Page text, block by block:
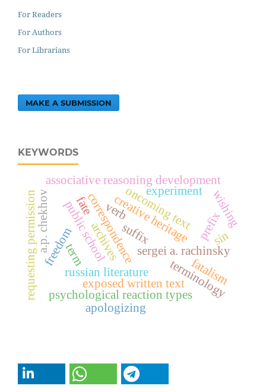
For Readers
For Authors
For Librarians
MAKE A SUBMISSION
KEYWORDS
russian literature
sergei a. rachinsky
public schoolcorrespondencecreative heritage
archives
exposed written text
oncoming text
psychological reaction types
associative reasoning development
terminology
term
suffix prefix
requesting permission wishing
apologizing
fatalism
experiment
fate
sin
freedom
a.p. chekhov verb